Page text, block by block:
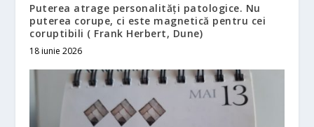
Puterea atrage personalități patologice. Nu
puterea corupe, ci este magnetică pentru cei
coruptibili ( Frank Herbert, Dune)
18 iunie 2026